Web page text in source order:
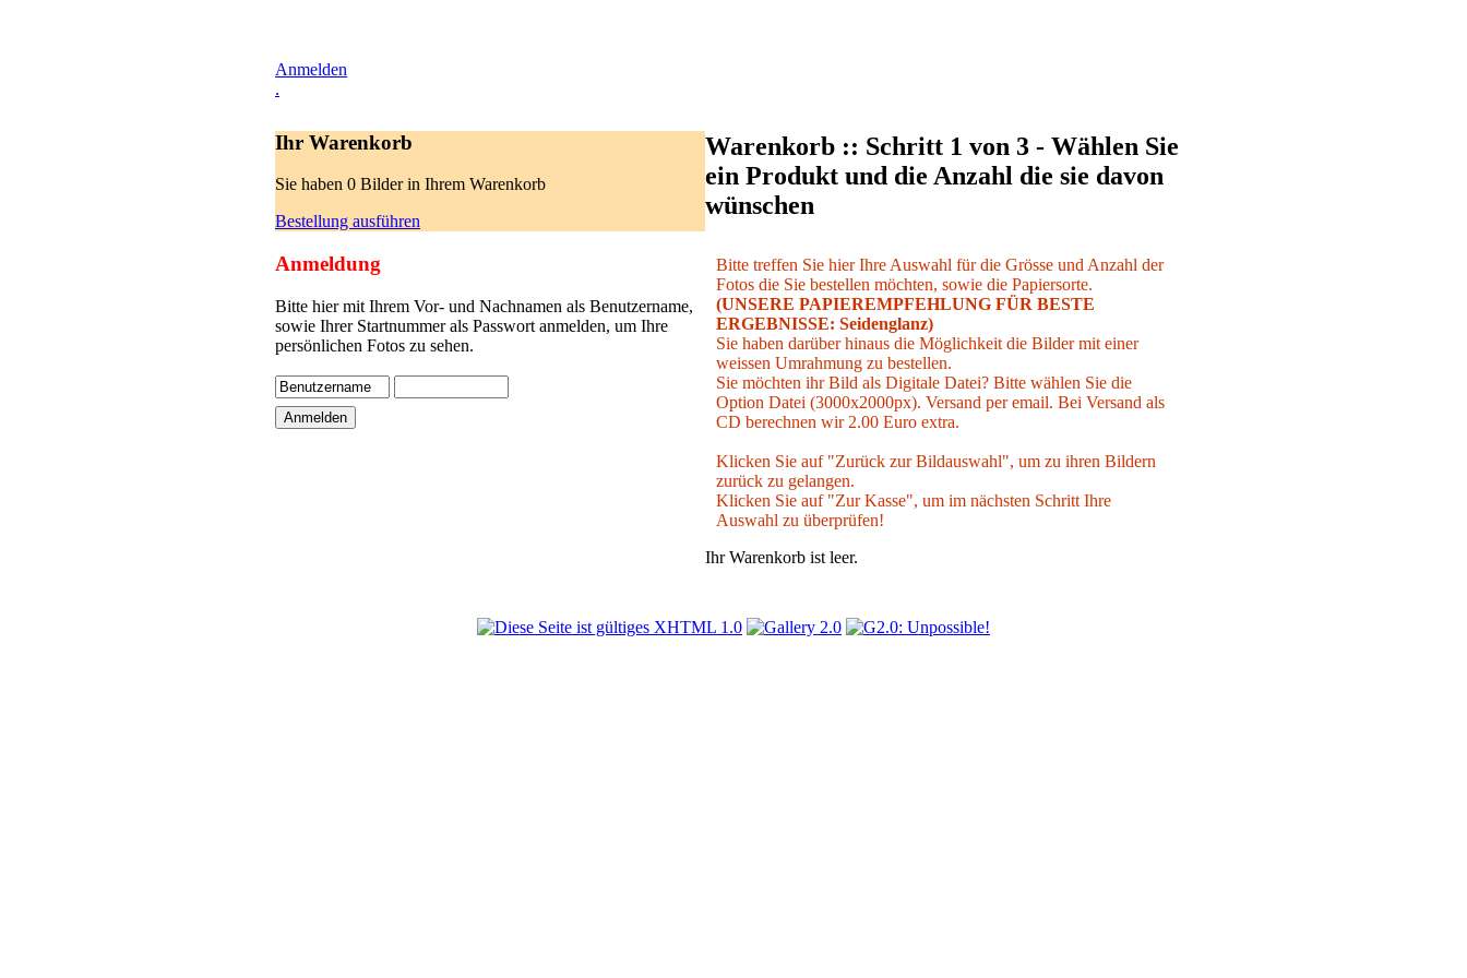
Anmelden
.
Ihr Warenkorb
Sie haben 0 Bilder in Ihrem Warenkorb
Bestellung ausführen
Anmeldung
Bitte hier mit Ihrem Vor- und Nachnamen als Benutzername,
sowie Ihrer Startnummer als Passwort anmelden, um Ihre
persönlichen Fotos zu sehen.
Warenkorb :: Schritt 1 von 3 - Wählen Sie
ein Produkt und die Anzahl die sie davon
wünschen
Bitte treffen Sie hier Ihre Auswahl für die Grösse und Anzahl der
Fotos die Sie bestellen möchten, sowie die Papiersorte.
(UNSERE PAPIEREMPFEHLUNG FÜR BESTE
ERGEBNISSE: Seidenglanz)
Sie haben darüber hinaus die Möglichkeit die Bilder mit einer
weissen Umrahmung zu bestellen.
Sie möchten ihr Bild als Digitale Datei? Bitte wählen Sie die
Option Datei (3000x2000px). Versand per email. Bei Versand als
CD berechnen wir 2.00 Euro extra.
Klicken Sie auf "Zurück zur Bildauswahl", um zu ihren Bildern
zurück zu gelangen.
Klicken Sie auf "Zur Kasse", um im nächsten Schritt Ihre
Auswahl zu überprüfen!
Ihr Warenkorb ist leer.